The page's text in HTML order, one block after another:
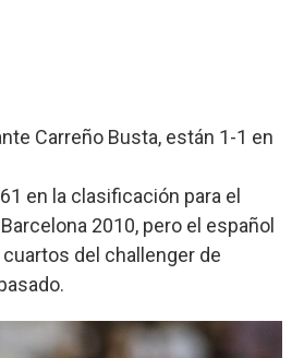
Carreño Busta, están 1-1 en
en la clasificación para el
2010, pero el español
cuartos del challenger de